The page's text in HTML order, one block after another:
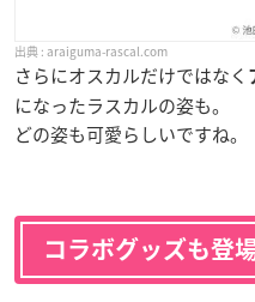
araiguma-rascal.com
さらにオスカルだけではなく
になったラスカルの姿も。
どの姿も可愛らしいですね。
コラボグッズも登場